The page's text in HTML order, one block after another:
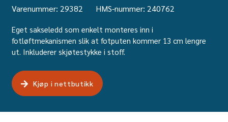
Varenummer: 29382 HMS-nummer: 240762
Eget sakseledd som enkelt monteres inn i
fotløftmekanismen slik at fotputen kommer 13 cm lengre
ut. Inkluderer skjøtestykke i stoff.
Kjøp i nettbutikk